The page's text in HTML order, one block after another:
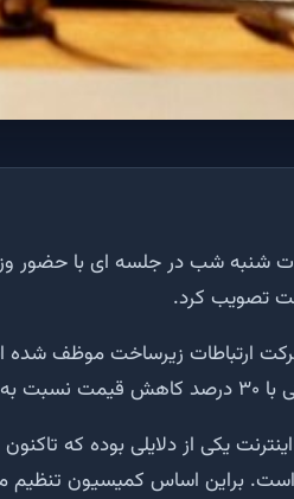
شنبه شب در جلسه ای با حضور
تصویب کرد.
ارتباطات زیرساخت موظف شده
یکی از دلایلی بوده که
براین اساس کمیسیون تنظیم